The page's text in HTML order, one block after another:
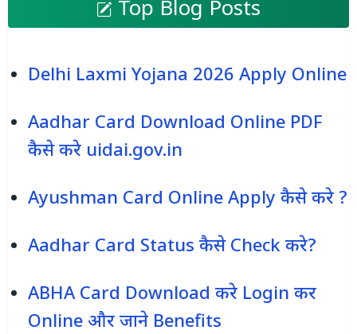
Top Blog Posts
Delhi Laxmi Yojana 2026 Apply Online
Aadhar Card Download Online PDF
कैसे करे uidai.gov.in
Ayushman Card Online Apply कैसे करे ?
Aadhar Card Status कैसे Check करे?
ABHA Card Download करे Login कर
Online और जाने Benefits